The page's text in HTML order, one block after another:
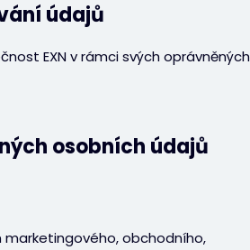
údajů
EXN v rámci svých oprávněných
osobních údajů
marketingového, obchodního,